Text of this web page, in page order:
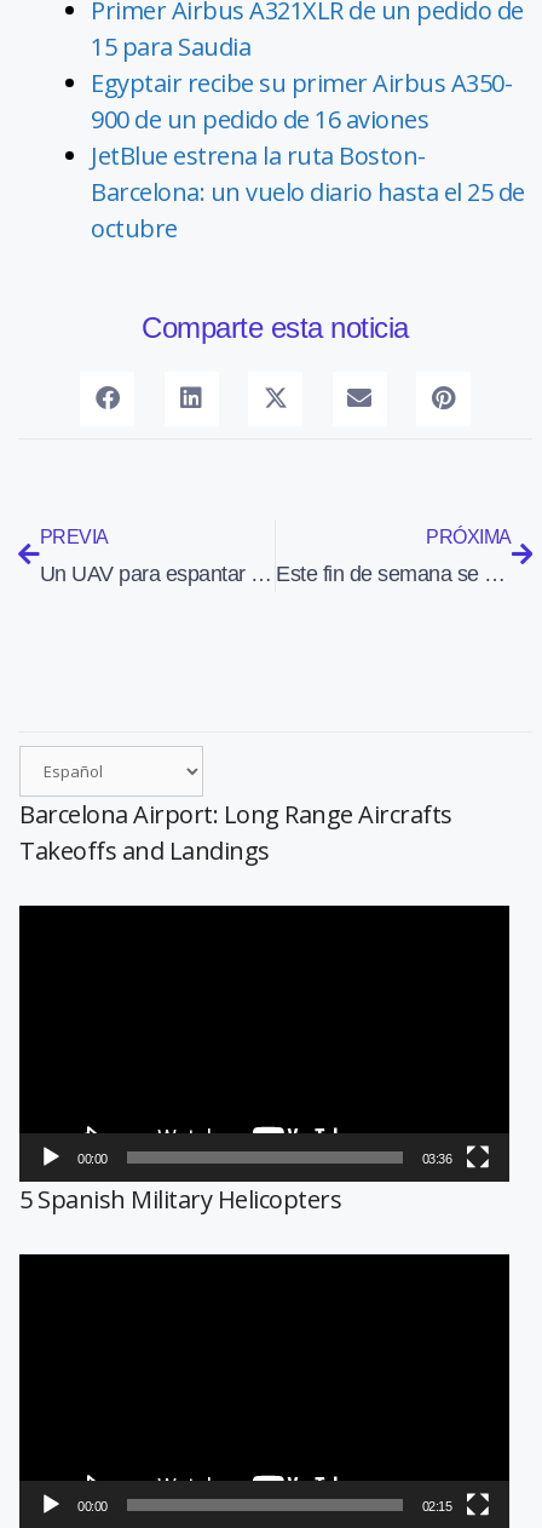
Primer Airbus A321XLR de un pedido de
15 para Saudia
Egyptair recibe su primer Airbus A350-
900 de un pedido de 16 aviones
JetBlue estrena la ruta Boston-
Barcelona: un vuelo diario hasta el 25 de
octubre
Comparte esta noticia
PREVIA
Un UAV para espantar a las manadas de aves
PRÓXIMA
Este fin de semana se disputa en Lleida-Alguaire el Campeonato de España de Vuelo Acrobático
Barcelona Airport: Long Range Aircrafts
Takeoffs and Landings
00:00 03:36
5 Spanish Military Helicopters
00:00 02:15